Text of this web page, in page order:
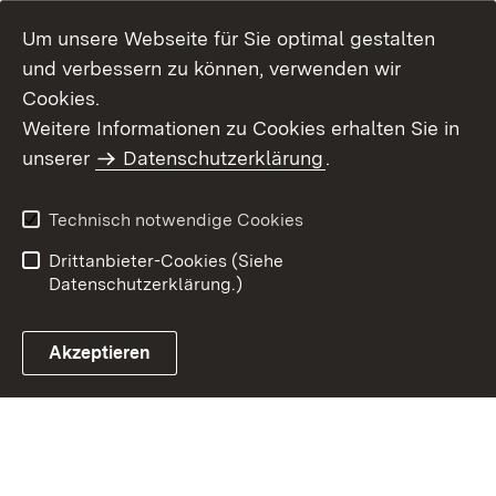
Benutzungshinweise
Erklärung zur
Um unsere Webseite für Sie optimal gestalten
und verbessern zu können, verwenden wir
Cookies.
Weitere Informationen zu Cookies erhalten Sie in
unserer
Datenschutzerklärung.
Technisch notwendige Cookies
Drittanbieter-Cookies (Siehe
Datenschutzerklärung.)
Akzeptieren